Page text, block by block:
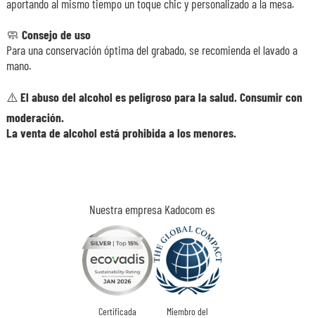
Nuestra empresa Kadocom es
Certificada
Miembro del
aportando al mismo tiempo un toque chic y personalizado a la mesa.
🧼 Consejo de uso
Para una conservación óptima del grabado, se recomienda el lavado a
mano.
⚠️ El abuso del alcohol es peligroso para la salud. Consumir con
moderación.
La venta de alcohol está prohibida a los menores.